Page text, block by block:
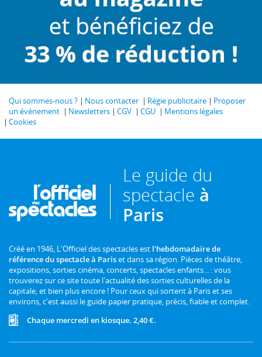
Qui sommes-nous ? Nous contacter Régie publicitaire
Proposer
un événement
Newsletters CGV CGU
Mentions légales
Cookies
Le guide du
spectacle à
Paris
Créé en 1946, L'Officiel des spectacles est l'hebdomadaire de
référence du spectacle à Pariset dans sa région. Pièces de théâtre,
expositions, sorties cinéma, concerts, spectacles enfants... : vous
trouverez sur ce site toute l'actualité des sorties culturelles de la
capitale, et bien plus encore ! Pour ceux qui sortent à Paris et ses
environs, c'est aussi le guide papier pratique, précis, fiable et complet.
Chaque mercredi en kiosque. 2,40 €.